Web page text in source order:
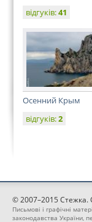
відгуків:41
Осенний Крым
відгуків:2
© 2007–2015 Стежка.
Письмові і графічні
законодавства України,